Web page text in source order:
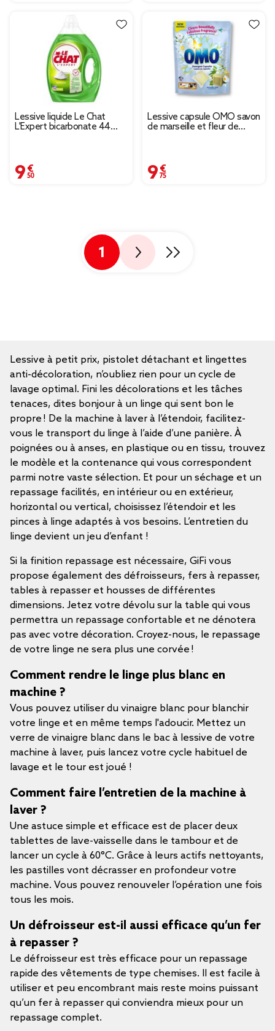
Lessive liquide Le Chat
L'Expert bicarbonate 44
9,50 €
Lessive capsule OMO savon
de marseille et fleur de
9,75 €
1
Lessive à petit prix, pistolet détachant et lingettes
anti-décoloration, n’oubliez rien pour un cycle de
lavage optimal. Fini les décolorations et les tâches
tenaces, dites bonjour à un linge qui sent bon le
propre ! De la machine à laver à l’étendoir, facilitez-
vous le transport du linge à l’aide d’une panière. À
poignées ou à anses, en plastique ou en tissu, trouvez
le modèle et la contenance qui vous correspondent
parmi notre vaste sélection. Et pour un séchage et un
repassage facilités, en intérieur ou en extérieur,
horizontal ou vertical, choisissez l’étendoir et les
pinces à linge adaptés à vos besoins. L’entretien du
linge devient un jeu d’enfant !
Si la finition repassage est nécessaire, GiFi vous
propose également des défroisseurs, fers à repasser,
tables à repasser et housses de différentes
dimensions. Jetez votre dévolu sur la table qui vous
permettra un repassage confortable et ne dénotera
pas avec votre décoration. Croyez-nous, le repassage
de votre linge ne sera plus une corvée !
Comment rendre le linge plus blanc en
machine ?
Vous pouvez utiliser du vinaigre blanc pour blanchir
votre linge et en même temps l'adoucir. Mettez un
verre de vinaigre blanc dans le bac à lessive de votre
machine à laver, puis lancez votre cycle habituel de
lavage et le tour est joué !
Comment faire l’entretien de la machine à
laver ?
Une astuce simple et efficace est de placer deux
tablettes de lave-vaisselle dans le tambour et de
lancer un cycle à 60°C. Grâce à leurs actifs nettoyants,
les pastilles vont décrasser en profondeur votre
machine. Vous pouvez renouveler l’opération une fois
tous les mois.
Un défroisseur est-il aussi efficace qu’un fer
à repasser ?
Le défroisseur est très efficace pour un repassage
rapide des vêtements de type chemises. Il est facile à
utiliser et peu encombrant mais reste moins puissant
qu’un fer à repasser qui conviendra mieux pour un
repassage complet.